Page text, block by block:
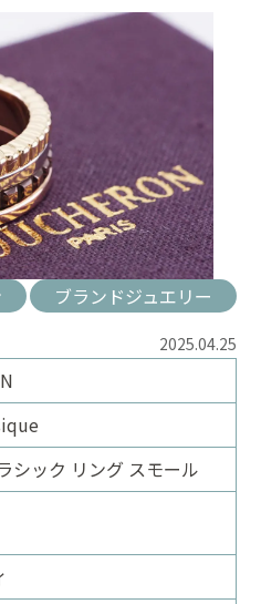
ブランドジュエリー
2025.04.25
シック リング スモール